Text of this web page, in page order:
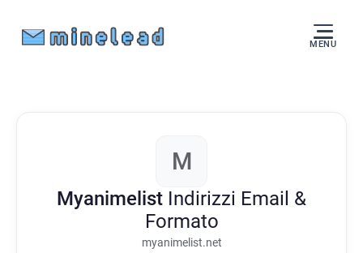
MENU
M
Myanimelist Indirizzi Email &
Formato
myanimelist.net